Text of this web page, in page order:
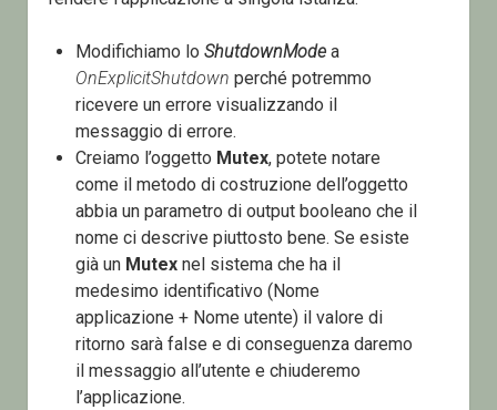
Modifichiamo lo ShutdownModea
OnExplicitShutdown perché potremmo
ricevere un errore visualizzando il
messaggio di errore.
Creiamo l’oggetto Mutex, potete notare
come il metodo di costruzione dell’oggetto
abbia un parametro di output booleano che il
nome ci descrive piuttosto bene. Se esiste
già un Mutexnel sistema che ha il
medesimo identificativo (Nome
applicazione + Nome utente) il valore di
ritorno sarà false e di conseguenza daremo
il messaggio all’utente e chiuderemo
l’applicazione.